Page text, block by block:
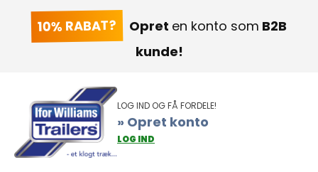
10% RABAT? Opret en konto som B2B
kunde!
LOG IND OG FÅ FORDELE!
» Opret konto
LOG IND